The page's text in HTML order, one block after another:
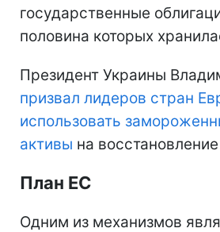
государственные
половина которых
Президент Украины
призвал лидеров стран
использовать
активы на
План ЕС
Одним из механизмов